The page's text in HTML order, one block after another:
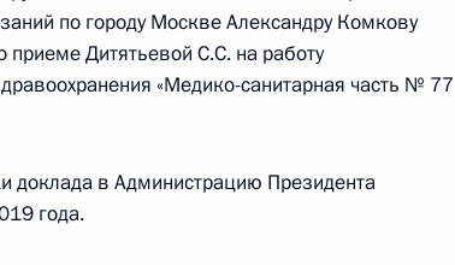
Российской Федерации по приёму
года
по итогам личного приёма в режиме видео-
области, проведённого по поручению
по городу Москве Александру Комкову
Дитятьевой С.С. на работу
«Медико-санитарная часть № 77
доклада в Администрацию Президента
года.